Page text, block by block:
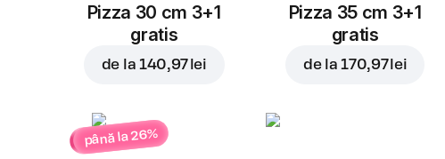
Pizza 30 cm 3+1
gratis
de la 140,97 lei
Pizza 35 cm 3+1
gratis
de la170,97 lei
până la 26%